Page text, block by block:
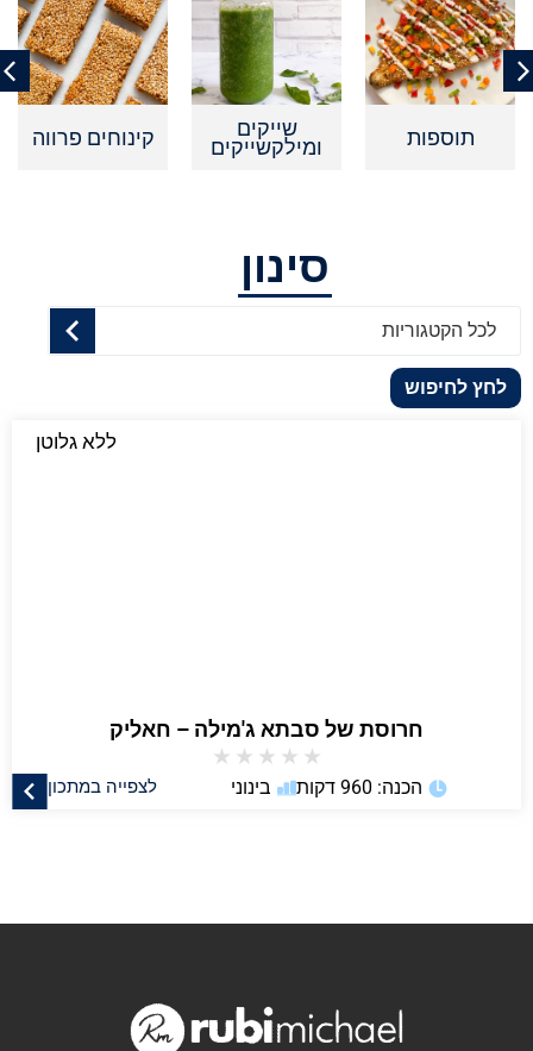
תוספות שייקים
ומילקשייקים קינוחים פרווה
סינון
לכל הקטגוריות
לחץ לחיפוש
ללא גלוטן
חרוסת של סבתא ג'מילה – חאליק
★
★
★
★
★
לצפייה במתכון הכנה: 960 דקות בינוני